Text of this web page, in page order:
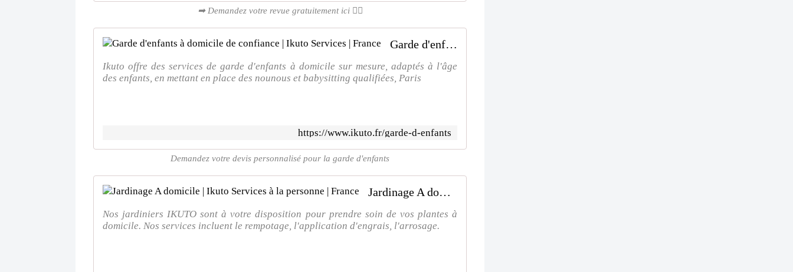
➡ Demandez votre revue gratuitement ici 👌🏻
Garde d'enfants à domicile de confiance | Ikuto Services | France
Ikuto offre des services de garde d'enfants à domicile sur mesure, adaptés à l'âge
des enfants, en mettant en place des nounous et babysitting qualifiées, Paris
https://www.ikuto.fr/garde-d-enfants
Demandez votre devis personnalisé pour la garde d'enfants
Jardinage A domicile | Ikuto Services à la personne | France
Nos jardiniers IKUTO sont à votre disposition pour prendre soin de vos plantes à
domicile. Nos services incluent le rempotage, l'application d'engrais, l'arrosage.